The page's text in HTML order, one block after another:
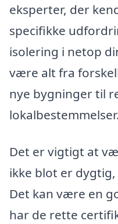
eksperter, der
specifikke
isolering i netop
være alt fra
nye bygninger til
lokalbestemmelser.
Det er vigtigt at
ikke blot er
Det kan være en
har de rette